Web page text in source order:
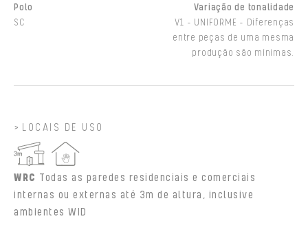
Polo
SC
Variação de tonalidade
V1 - UNIFORME - Diferenças
entre peças de uma mesma
produção são mínimas.
LOCAIS DE USO
WRC Todas as paredes residenciais e comerciais
internas ou externas até 3m de altura, inclusive
ambientes WID